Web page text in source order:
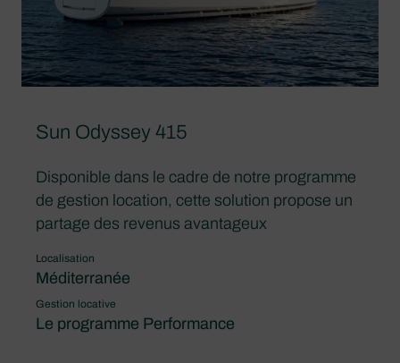
Sun Odyssey 415
Disponible dans le cadre de notre programme
de gestion location, cette solution propose un
partage des revenus avantageux
Localisation
Méditerranée
Gestion locative
Le programme Performance